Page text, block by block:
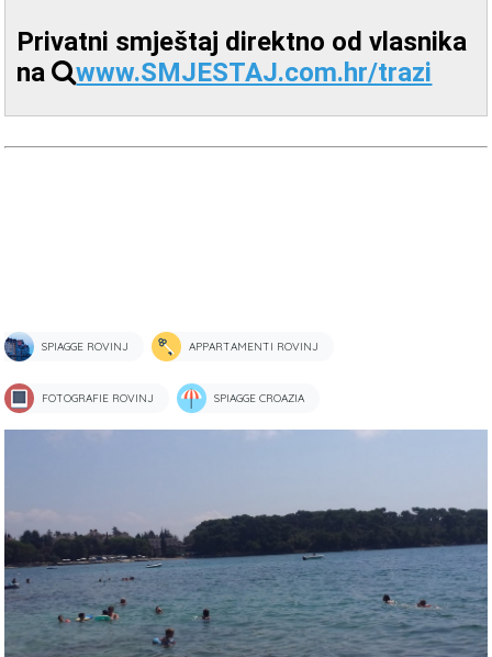
Privatni smještaj direktno od vlasnika
na
www.SMJESTAJ.com.hr/trazi
SPIAGGE ROVINJ APPARTAMENTI ROVINJ
FOTOGRAFIE ROVINJ SPIAGGE CROAZIA